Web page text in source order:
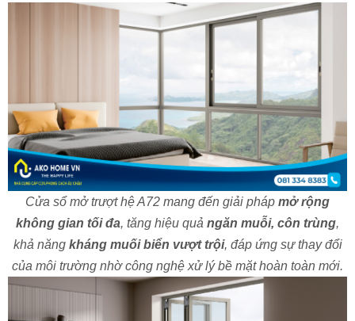
Cửa sổ mở trượt hệ A72 mang đến giải pháp mở rộng
không gian tối đa, tăng hiệu quả ngăn muỗi, côn trùng,
khả năng kháng muối biển vượt trội, đáp ứng sự thay đổi
của môi trường nhờ công nghệ xử lý bề mặt hoàn toàn mới.
CỬA ĐI MỞ TRƯỢT HỆ A115 - NHÔM XINGFA CLASS A